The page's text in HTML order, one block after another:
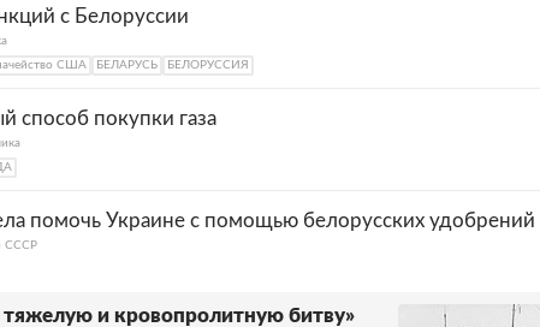
с Белоруссии
США БЕЛАРУСЬ БЕЛОРУССИЯ
способ покупки газа
помочь Украине с помощью белорусских удобрений
СССР
и кровопролитную битву»